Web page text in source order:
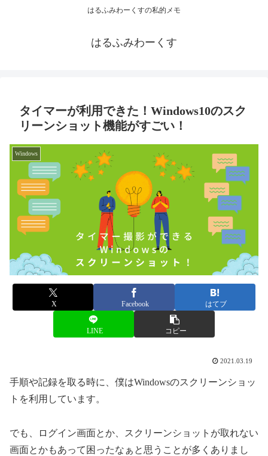
はるふみわーくすの私的メモ
はるふみわーくす
タイマーが利用できた！Windows10のスク
リーンショット機能がすごい！
Windows
X Facebook はてブ
LINE コピー
2021.03.19
手順や記録を取る時に、僕はWindowsのスクリーンショッ
トを利用しています。
でも、ログイン画面とか、スクリーンショットが取れない
画面とかもあって困ったなぁと思うことが多くありまし